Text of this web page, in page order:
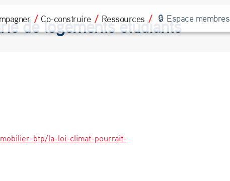
Co-construire Ressources Espace membres
de logements étudiants
btp/la-loi-climat-pourrait-